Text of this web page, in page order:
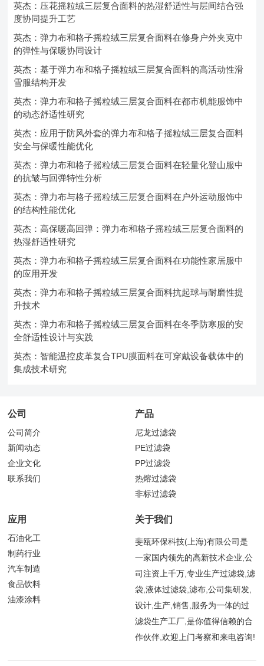
英杰：压花摇粒绒三层复合面料的热湿舒适性与层间结合强
度协同提升工艺
英杰：弹力布和格子摇粒绒三层复合面料在修身户外夹克中
的弹性与保暖协同设计
英杰：基于弹力布和格子摇粒绒三层复合面料的高活动性滑
雪服结构开发
英杰：弹力布和格子摇粒绒三层复合面料在都市机能服饰中
的动态舒适性研究
英杰：应用于防风外套的弹力布和格子摇粒绒三层复合面料
安全与保暖性能优化
英杰：弹力布和格子摇粒绒三层复合面料在轻量化登山服中
的抗皱与回弹特性分析
英杰：弹力布与格子摇粒绒三层复合面料在户外运动服饰中
的结构性能优化
英杰：高保暖高回弹：弹力布和格子摇粒绒三层复合面料的
热湿舒适性研究
英杰：弹力布和格子摇粒绒三层复合面料在功能性家居服中
的应用开发
英杰：弹力布和格子摇粒绒三层复合面料抗起球与耐磨性提
升技术
英杰：弹力布和格子摇粒绒三层复合面料在冬季防寒服的安
全舒适性设计与实践
英杰：智能温控皮革复合TPU膜面料在可穿戴设备载体中的
集成技术研究
公司
公司简介
新闻动态
企业文化
联系我们
产品
尼龙过滤袋
PE过滤袋
PP过滤袋
热熔过滤袋
非标过滤袋
应用
石油化工
制药行业
汽车制造
食品饮料
油漆涂料
关于我们
斐瓯环保科技(上海)有限公司是
一家国内领先的高新技术企业,公
司注资上千万,专业生产过滤袋,滤
袋,液体过滤袋,滤布,公司集研发,
设计,生产,销售,服务为一体的过
滤袋生产工厂,是你值得信赖的合
作伙伴,欢迎上门考察和来电咨询!